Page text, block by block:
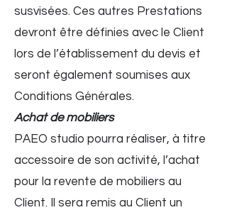
susvisées. Ces autres Prestations
devront être définies avec le Client
lors de l’établissement du devis et
seront également soumises aux
Conditions Générales.
Achat de mobiliers
PAEO studio pourra réaliser, à titre
accessoire de son activité, l’achat
pour la revente de mobiliers au
Client. Il sera remis au Client un